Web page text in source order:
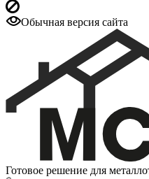
Обычная версия сайта
Готовое решение для